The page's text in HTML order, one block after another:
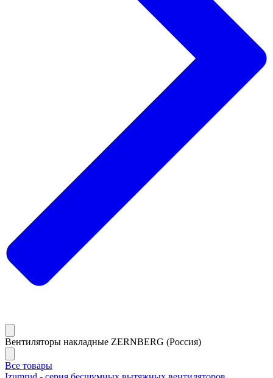
Вентиляторы накладные ZERNBERG (Россия)
Все товары